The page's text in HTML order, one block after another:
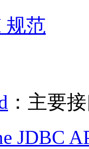
规范
：主要
JDBC